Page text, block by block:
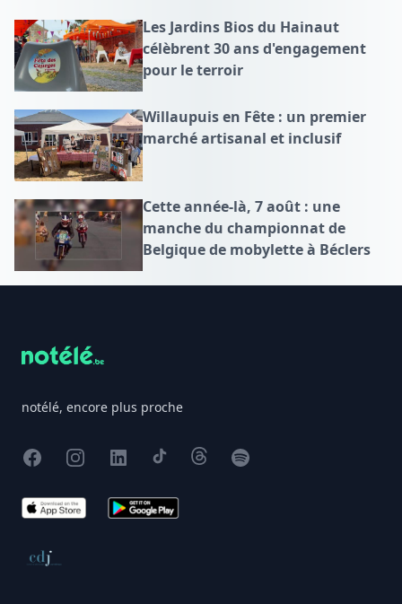
Les Jardins Bios du Hainaut
célèbrent 30 ans d'engagement
pour le terroir
Willaupuis en Fête : un premier
marché artisanal et inclusif
Cette année-là, 7 août : une
manche du championnat de
Belgique de mobylette à Béclers
notélé, encore plus proche
FacebookInstagram
X TikTokThreadsSpotify
App Store Google Play
Conseil de déontologie journalistique